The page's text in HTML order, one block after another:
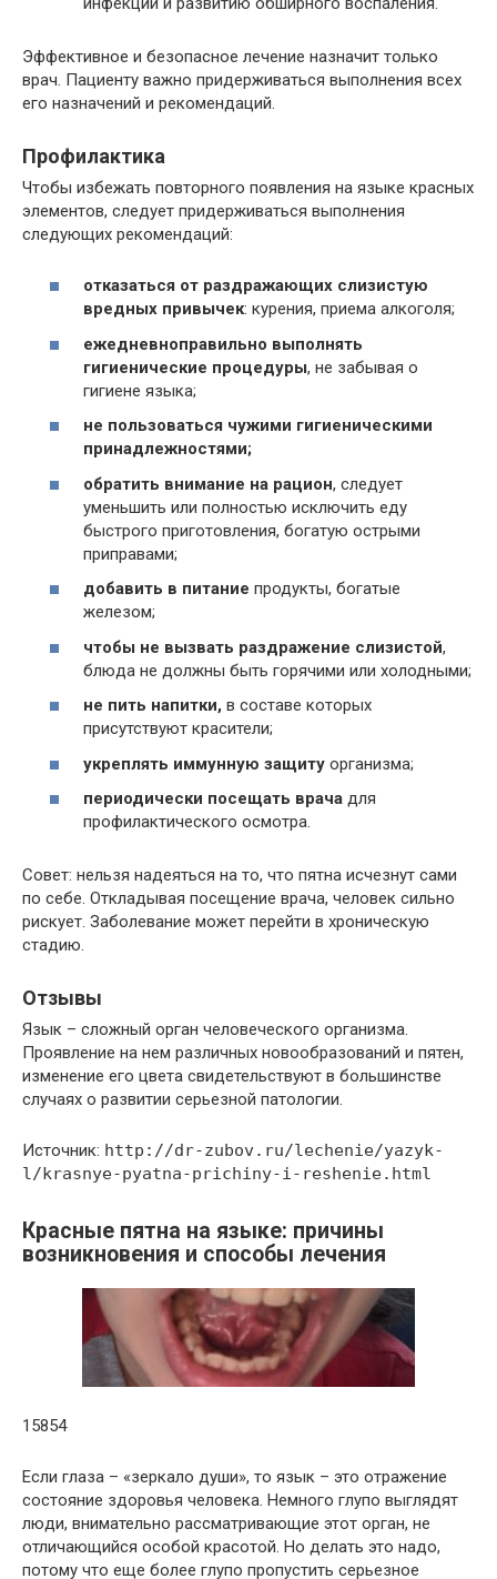
Эффективное и безопасное лечение назначит только
врач. Пациенту важно придерживаться выполнения всех
его назначений и рекомендаций.
Профилактика
Чтобы избежать повторного появления на языке красных
элементов, следует придерживаться выполнения
следующих рекомендаций:
отказаться от раздражающих слизистую
вредных привычек: курения, приема алкоголя;
ежедневноправильно выполнять
гигиенические процедуры, не забывая о
гигиене языка;
не пользоваться чужими гигиеническими
принадлежностями;
обратить внимание на рацион, следует
уменьшить или полностью исключить еду
быстрого приготовления, богатую острыми
приправами;
добавить в питание продукты, богатые
железом;
чтобы не вызвать раздражение слизистой,
блюда не должны быть горячими или холодными;
не пить напитки, в составе которых
присутствуют красители;
укреплять иммунную защиту организма;
периодически посещать врача для
профилактического осмотра.
Совет: нельзя надеяться на то, что пятна исчезнут сами
по себе. Откладывая посещение врача, человек сильно
рискует. Заболевание может перейти в хроническую
стадию.
Отзывы
Язык – сложный орган человеческого организма.
Проявление на нем различных новообразований и пятен,
изменение его цвета свидетельствуют в большинстве
случаях о развитии серьезной патологии.
Источник: http://dr-zubov.ru/lechenie/yazyk-
l/krasnye-pyatna-prichiny-i-reshenie.html
Красные пятна на языке: причины
возникновения и способы лечения
15854
Если глаза – «зеркало души», то язык – это отражение
состояние здоровья человека. Немного глупо выглядят
люди, внимательно рассматривающие этот орган, не
отличающийся особой красотой. Но делать это надо,
потому что еще более глупо пропустить серьезное